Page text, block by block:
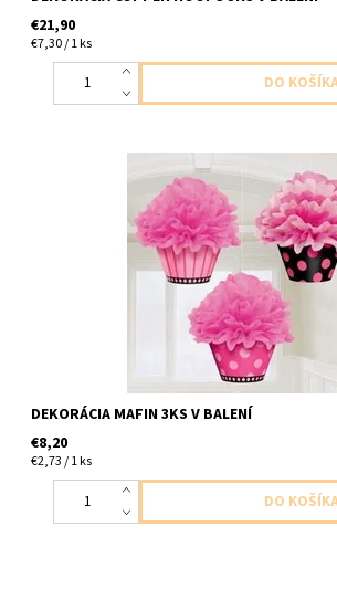
€21,90
€7,30 / 1 ks
papierova dekoracia mafin 3ks v balení velkost
DEKORÁCIA MAFIN 3KS V BALENÍ
€8,20
€2,73 / 1 ks